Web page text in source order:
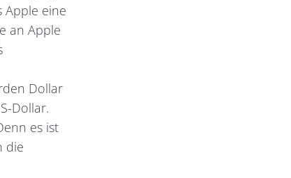
Apple eine
an Apple
Dollar
Dollar.
es ist
die